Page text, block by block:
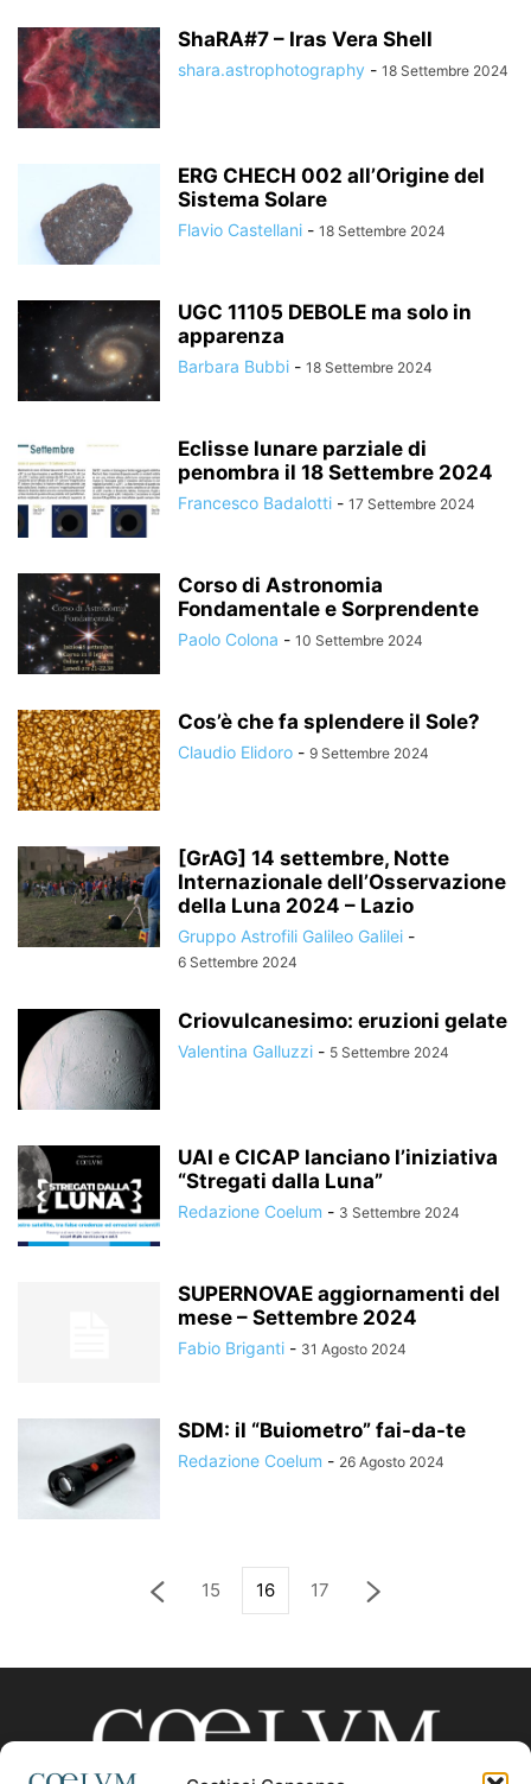
ShaRA#7 – Iras Vera Shell
shara.astrophotography - 18 Settembre 2024
ERG CHECH 002 all’Origine del
Sistema Solare
Flavio Castellani - 18 Settembre 2024
UGC 11105 DEBOLE ma solo in
apparenza
Barbara Bubbi - 18 Settembre 2024
Eclisse lunare parziale di
penombra il 18 Settembre 2024
Francesco Badalotti - 17 Settembre 2024
Corso di Astronomia
Fondamentale e Sorprendente
Paolo Colona - 10 Settembre 2024
Cos’è che fa splendere il Sole?
Claudio Elidoro - 9 Settembre 2024
[GrAG] 14 settembre, Notte
Internazionale dell’Osservazione
della Luna 2024 – Lazio
Gruppo Astrofili Galileo Galilei -
6 Settembre 2024
Criovulcanesimo: eruzioni gelate
Valentina Galluzzi - 5 Settembre 2024
UAI e CICAP lanciano l’iniziativa
“Stregati dalla Luna”
Redazione Coelum - 3 Settembre 2024
SUPERNOVAE aggiornamenti del
mese – Settembre 2024
Fabio Briganti - 31 Agosto 2024
SDM: il “Buiometro” fai-da-te
Redazione Coelum - 26 Agosto 2024
15 16 17